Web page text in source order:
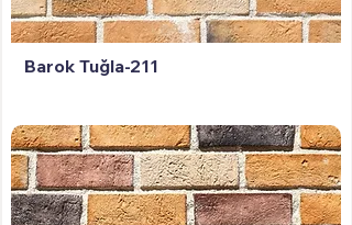
Barok Tuğla-211